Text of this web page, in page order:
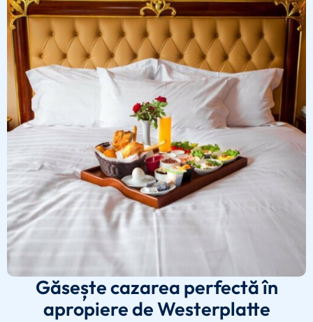
Găsește cazarea perfectă în
apropiere de Westerplatte